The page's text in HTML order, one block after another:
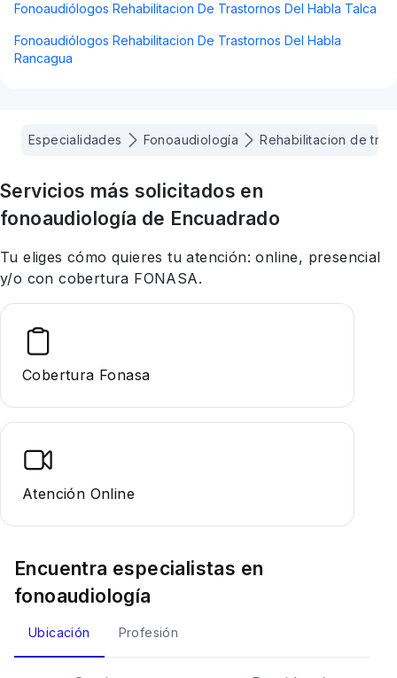
Fonoaudiólogos Rehabilitacion De Trastornos Del Habla Talca
Fonoaudiólogos Rehabilitacion De Trastornos Del Habla
Rancagua
Especialidades Fonoaudiología Rehabilitacion de
Servicios más solicitados en
fonoaudiología de Encuadrado
Tu eliges cómo quieres tu atención: online, presencial
y/o con cobertura FONASA.
Cobertura Fonasa
Atención Online
Encuentra especialistas en
fonoaudiología
Ubicación Profesión